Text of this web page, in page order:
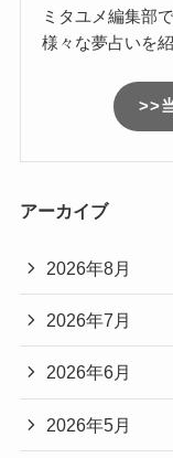
ミタユメ編集部
様々な夢占いを
>>
アーカイブ
2026年8月
2026年7月
2026年6月
2026年5月